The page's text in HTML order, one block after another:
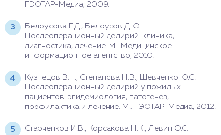
ГЭОТАР-Медиа, 2009.
Белоусова Е.Д., Белоусов Д.Ю.
Послеоперационный делирий: клиника,
диагностика, лечение. М.: Медицинское
информационное агентство, 2010.
Кузнецов В.Н., Степанова Н.В., Шевченко Ю.С.
Послеоперационный делирий у пожилых
пациентов: эпидемиология, патогенез,
профилактика и лечение. М.: ГЭОТАР-Медиа, 2012.
Старченков И.В., Корсакова Н.К., Левин О.С.